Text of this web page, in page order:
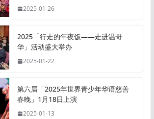
2025-01-26
2025「行走的年夜饭——走进温哥
华」活动盛大举办
2025-01-22
第六届「2025年世界青少年华语慈善
春晚」1月18日上演
2025-01-13